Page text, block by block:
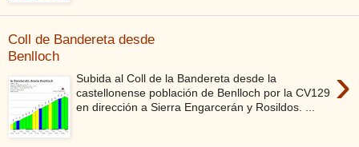
Coll de Bandereta desde
Benlloch
›
Subida al Coll de la Bandereta desde la
castellonense población de Benlloch por la CV129
en dirección a Sierra Engarcerán y Rosildos. ...